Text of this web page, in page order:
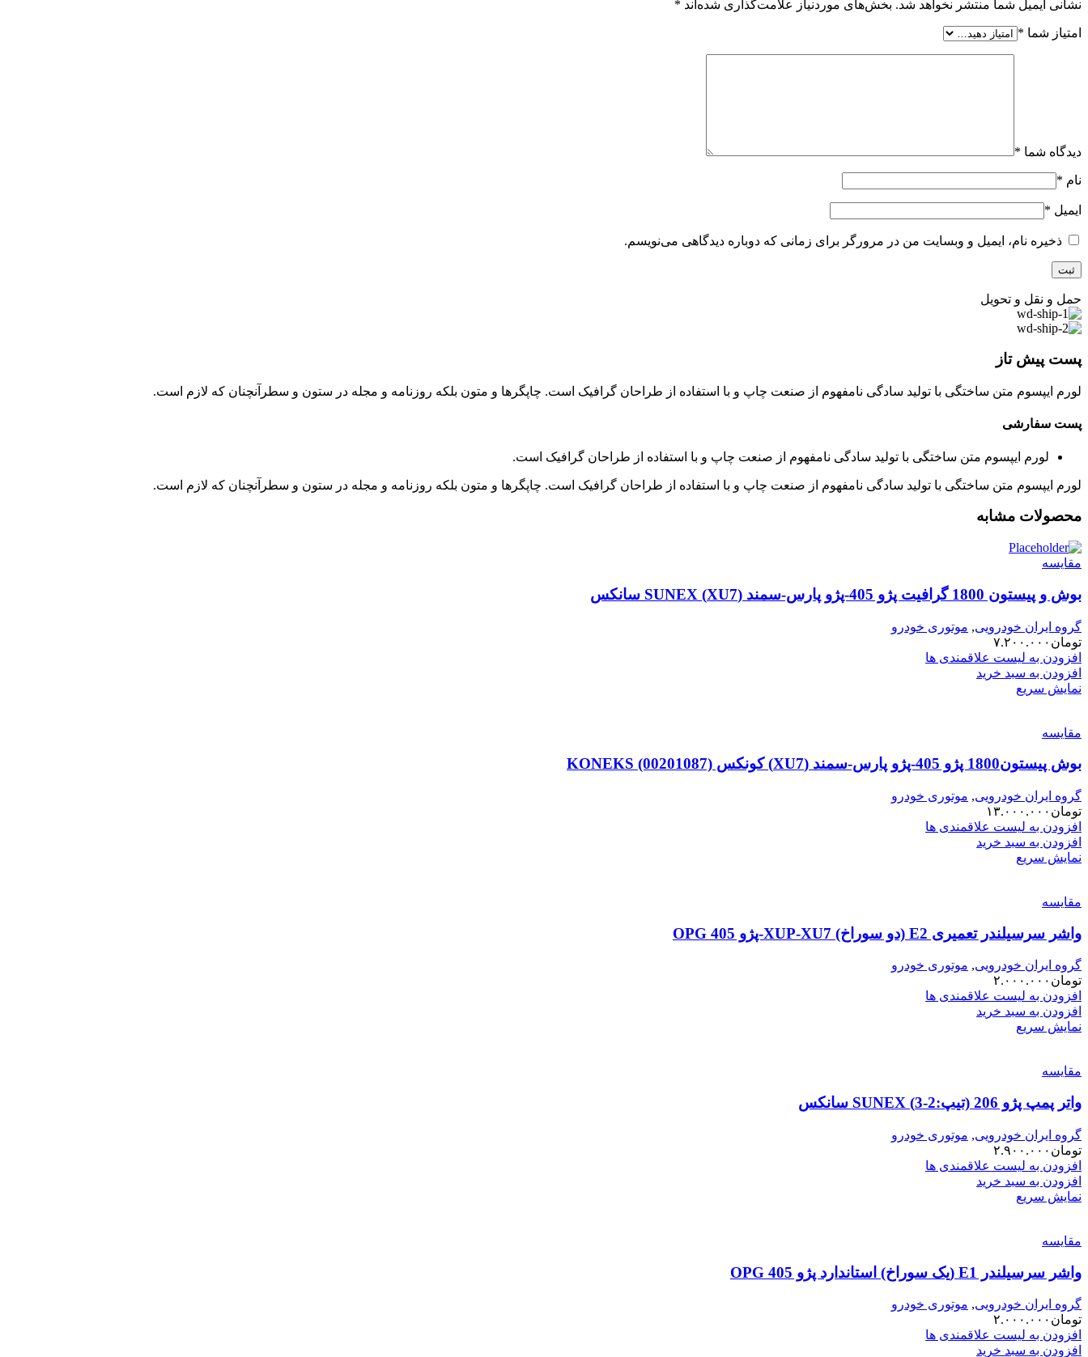
نشانی ایمیل شما منتشر نخواهد شد. بخش‌های موردنیاز علامت‌گذاری شده‌اند *
امتیاز شما *
دیدگاه شما *
نام *
ایمیل *
ذخیره نام، ایمیل و وبسایت من در مرورگر برای زمانی که دوباره دیدگاهی می‌نویسم.
حمل و نقل و تحویل
پست پیش تاز
لورم ایپسوم متن ساختگی با تولید سادگی نامفهوم از صنعت چاپ و با استفاده از طراحان گرافیک است. چاپگرها و متون بلکه روزنامه و مجله در ستون و سطرآنچنان که لازم است.
پست سفارشی
لورم ایپسوم متن ساختگی با تولید سادگی نامفهوم از صنعت چاپ و با استفاده از طراحان گرافیک است.
لورم ایپسوم متن ساختگی با تولید سادگی نامفهوم از صنعت چاپ و با استفاده از طراحان گرافیک است. چاپگرها و متون بلکه روزنامه و مجله در ستون و سطرآنچنان که لازم است.
محصولات مشابه
مقایسه
بوش و پیستون 1800 گرافیت پژو 405-پژو پارس-سمند (XU7) SUNEX سانکس
گروه ایران خودرویی, موتوری خودرو
تومان ۷.۲۰۰.۰۰۰
افزودن به لیست علاقمندی ها
افزودن به سبد خرید
نمایش سریع
مقایسه
بوش پیستون1800 پژو 405-پژو پارس-سمند (XU7) کونکس KONEKS (00201087)
گروه ایران خودرویی, موتوری خودرو
تومان ۱۳.۰۰۰.۰۰۰
افزودن به لیست علاقمندی ها
افزودن به سبد خرید
نمایش سریع
مقایسه
واشر سرسیلندر تعمیری E2 (دو سوراخ) XUP-XU7-پژو 405 OPG
گروه ایران خودرویی, موتوری خودرو
تومان ۲.۰۰۰.۰۰۰
افزودن به لیست علاقمندی ها
افزودن به سبد خرید
نمایش سریع
مقایسه
واتر پمپ پژو 206 (تیپ:2-3) SUNEX سانکس
گروه ایران خودرویی, موتوری خودرو
تومان ۲.۹۰۰.۰۰۰
افزودن به لیست علاقمندی ها
افزودن به سبد خرید
نمایش سریع
مقایسه
واشر سرسیلندر E1 (یک سوراخ) استاندارد پژو 405 OPG
گروه ایران خودرویی, موتوری خودرو
تومان ۲.۰۰۰.۰۰۰
افزودن به لیست علاقمندی ها
افزودن به سبد خرید